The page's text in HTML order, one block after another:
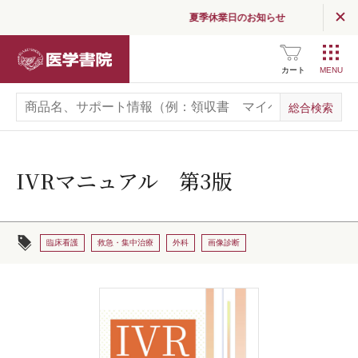
夏季休業日のお知らせ
カート
IVRマニュアル 第3版
臨床看護 救急・集中治療 外科 画像診断